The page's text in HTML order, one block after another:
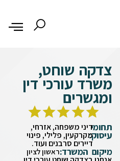
צדקה שוחט,
משרד עורכי דין
ומגשרים
תחומי
עיסוק:
דיני משפחה, אזרחי,
מקרקעין, פלילי, פינוי
דיירים סרבנים ועוד.
מיקום המשרד:ראשון לציון